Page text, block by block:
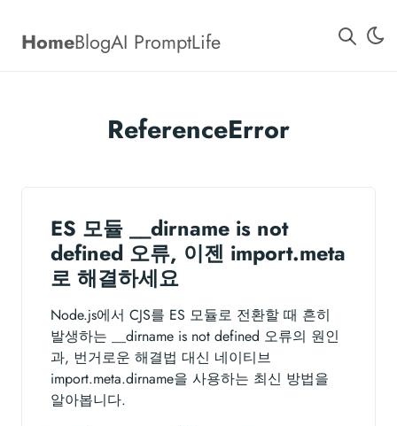
HomeBlogAI PromptLife
ReferenceError
ES 모듈 __dirname is not
defined 오류, 이젠 import.meta
로 해결하세요
Node.js에서 CJS를 ES 모듈로 전환할 때 흔히
발생하는 __dirname is not defined 오류의 원인
과, 번거로운 해결법 대신 네이티브
import.meta.dirname을 사용하는 최신 방법을
알아봅니다.